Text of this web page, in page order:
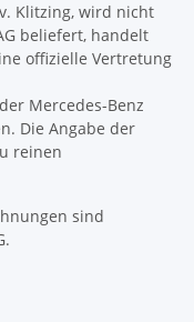
Klitzing, wird nicht
beliefert, handelt
offizielle Vertretung
Mercedes-Benz
Die Angabe der
reinen
sind